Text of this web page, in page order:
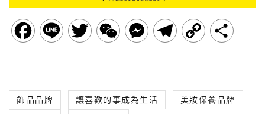
F
e
L
T
t
W
h
M
s
T
e
C
y
飾品品牌 讓喜歡的事成為生活
美妝保養品牌